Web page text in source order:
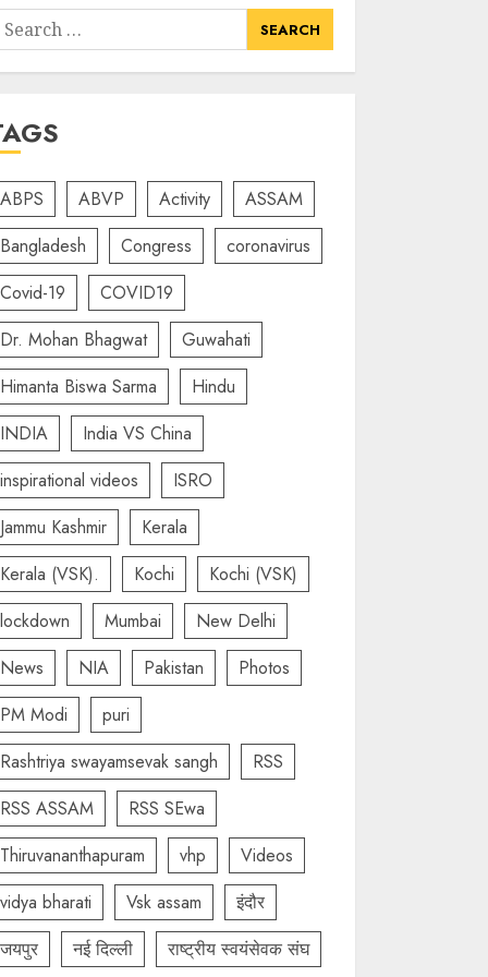
Search
ABPS ABVP Activity
ASSAM
Bangladesh
Congress
coronavirus
Covid-19
COVID19
Dr. Mohan Bhagwat
Guwahati
Himanta Biswa Sarma
Hindu
INDIA
India VS China
inspirational videos
ISRO
Jammu Kashmir
Kerala
Kerala (VSK).
Kochi
Kochi (VSK)
lockdown
Mumbai
New Delhi
News
NIA Pakistan
Photos
PM Modi
puri
Rashtriya swayamsevak sangh
RSS
RSS ASSAM
RSS SEwa
Thiruvananthapuram
vhp
Videos
vidya bharati
Vsk assam
इंदौर
जयपुर
नई दिल्ली
राष्ट्रीय स्वयंसेवक संघ